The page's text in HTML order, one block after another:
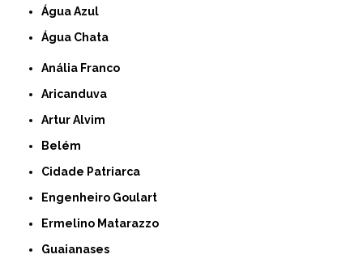
Água Azul
Água Chata
Anália Franco
Aricanduva
Artur Alvim
Belém
Cidade Patriarca
Engenheiro Goulart
Ermelino Matarazzo
Guaianases